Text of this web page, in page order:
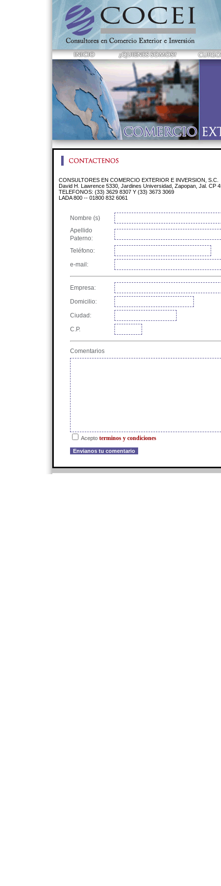
CONSULTORES EN COMERCIO EXTERIOR E INVERSION, S.C.
David H. Lawrence 5330, Jardines Universidad, Zapopan, Jal. CP
TELEFONOS: (33) 3629 8307 Y (33) 3673 3069
LADA 800 -- 01800 832 6061
Nombre (s)
Apellido
Paterno:
Teléfono:
e-mail:
Empresa:
Domicilio:
Ciudad:
C.P.
Comentarios
Acepto terminos y condiciones